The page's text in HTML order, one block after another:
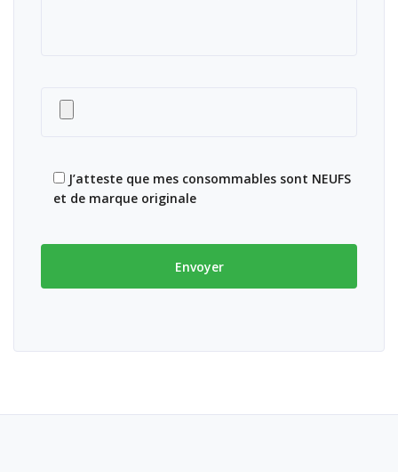
J’atteste que mes consommables sont NEUFS
et de marque originale